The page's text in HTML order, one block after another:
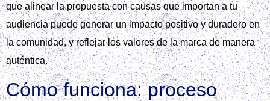
que alinear la propuesta con causas que importan a tu
audiencia puede generar un impacto positivo y duradero en
la comunidad, y reflejar los valores de la marca de manera
auténtica.
Cómo funciona: proceso